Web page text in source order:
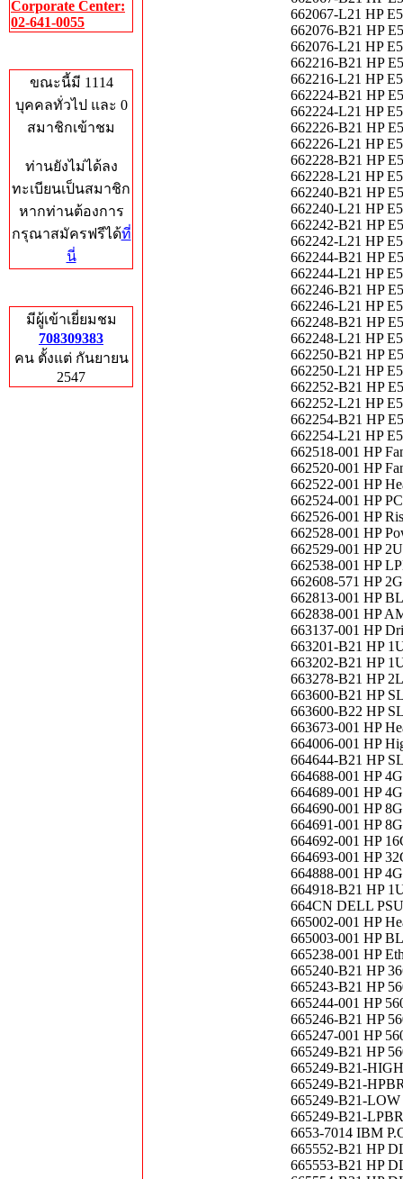
Corporate Center:
02-641-0055
ขณะนี้มี 1114
บุคคลทั่วไป และ 0
สมาชิกเข้าชม
ท่านยังไม่ได้ลง
ทะเบียนเป็นสมาชิก
หากท่านต้องการ
กรุณาสมัครฟรีได้ที่
นี่
มีผู้เข้าเยี่ยมชม
708309383
คน ตั้งแต่ กันยายน
2547
662067-L21 HP
662076-B21 HP
662076-L21 HP
662216-B21 HP
662216-L21 HP
662224-B21 HP
662224-L21 HP
662226-B21 HP
662226-L21 HP
662228-B21 HP
662228-L21 HP
662240-B21 HP
662240-L21 HP
662242-B21 HP
662242-L21 HP
662244-B21 HP
662244-L21 HP
662246-B21 HP
662246-L21 HP
662248-B21 HP
662248-L21 HP
662250-B21 HP
662250-L21 HP
662252-B21 HP
662252-L21 HP
662254-B21 HP
662254-L21 HP
662518-001 HP
662520-001 HP
662522-001 HP
662524-001 HP
662526-001 HP
662528-001 HP
662529-001 HP
662538-001 HP
662608-571 HP
662813-001 HP
662838-001 HP
663137-001 HP
663201-B21 HP
663202-B21 HP
663278-B21 HP
663600-B21 HP
663600-B22 HP
663673-001 HP
664006-001 HP
664644-B21 HP
664688-001 HP
664689-001 HP
664690-001 HP
664691-001 HP
664692-001 HP
664693-001 HP
664888-001 HP
664918-B21 HP
664CN DELL
665002-001 HP
665003-001 HP
665238-001 HP
665240-B21 HP
665243-B21 HP
665244-001 HP
665246-B21 HP
665247-001 HP
665249-B21 HP
665249-B21-
665249-B21-
665249-B21-LOW
665249-B21-
6653-7014 IBM
665552-B21 HP
665553-B21 HP